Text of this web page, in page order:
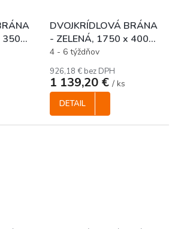
3500
DVOJKRÍDLOVÁ BRÁNA
- ZELENÁ, 1750 x 4000
mm
4 - 6 týždňov
926,18 € bez DPH
1 139,20 € / ks
DETAIL